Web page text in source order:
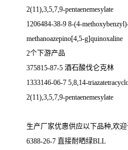
2(11),3,5,7,9-pentaenemesylate
1206484-38-9 8-(4-
methanoazepino[4,5-g]quinoxaline
2个下游产品
375815-87-5 酒石酸伐仑克林
1333146-06-7 5,8,14-
2(11),3,5,7,9-pentaenemesylate
生产厂家优惠供应以下品种,欢
6388-26-7 直接耐晒绿BLL